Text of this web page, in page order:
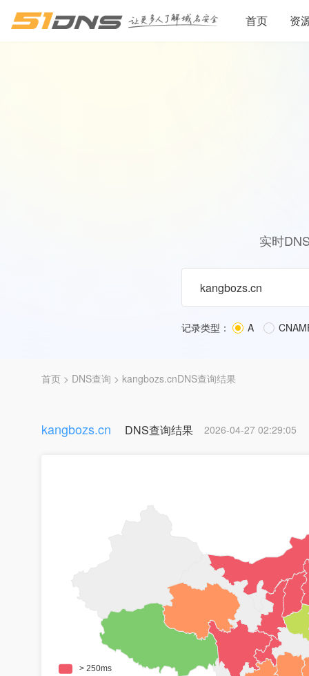
首页 资
实时
记录类型： A
首页 > DNS查询 > kangbozs.cnDNS查询结果
kangbozs.cn DNS查询结果 2026-04-27 02:29:05